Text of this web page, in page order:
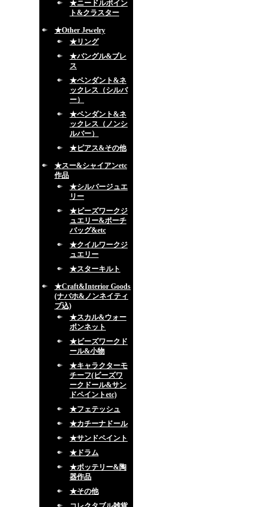
★ニードルポイン
ト&クラスター
★Other Jewelry
★リング
★バングル&ブレ
ス
★ペンダント&ネ
ックレス（シルバ
ー）
★ペンダント&ネ
ックレス（ノンシ
ルバー）
★ピアス&その他
★スー&シャイアンetc
作品
★シルバージュエ
リー
★ビーズワークジ
ュエリー&ポーチ
バッグ&etc
★クイルワークジ
ュエリー
★スターキルト
★Craft&Interior Goods
(ナバホ&ノンネイティ
ブ込)
★スカル&ウォー
ボンネット
★ビーズワークド
ール&小物
★キャラクターモ
チーフ(ビーズワ
ークドール&サン
ドペイントetc)
★フェテッシュ
★カチーナドール
★サンドペイント
★ドラム
★ポッテリー&陶
器作品
★その他